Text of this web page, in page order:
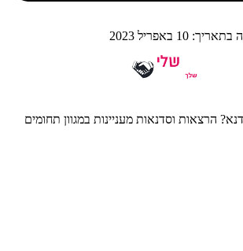
באפריל 2023
הרצאות וסדנאות מעניינות במגוון תחומים